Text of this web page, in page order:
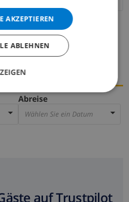
ausgefüllt werden )
Ihre persönlichen Daten
weitergegeben.
Abreise
Wählen Sie ein Datum
auf Trustpilot
AKZEPTIEREN
ABLEHNEN